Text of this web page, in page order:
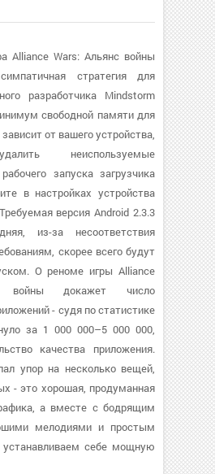
Alliance Wars: Альянс войны
стратегия для
разработчика Mindstorm
свободной памяти для
от вашего устройства,
неиспользуемые
запуска загрузчика
в настройках устройства
версия Android 2.3.3
из-за несоответствия
скорее всего будут
О реноме игры Alliance
войны докажет число
- судя по статистике
за 1 000 000–5 000 000,
качества приложения.
упор на несколько вещей,
- это хорошая, продуманная
а вместе с бодрящим
мелодиями и простым
себе мощную